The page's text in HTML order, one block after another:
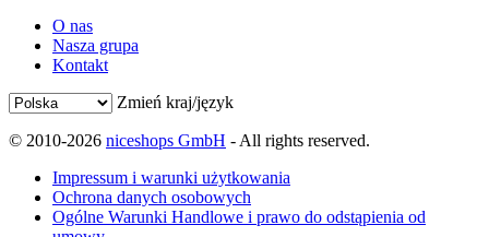
O nas
Nasza grupa
Kontakt
Zmień kraj/język
© 2010-2026 niceshops GmbH - All rights reserved.
Impressum i warunki użytkowania
Ochrona danych osobowych
Ogólne Warunki Handlowe i prawo do odstąpienia od